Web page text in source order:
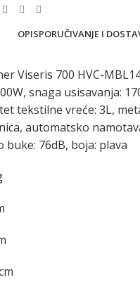
OPISPORUČIVANJE I
Viseris 700 HVC-
snaga usisavanja:
tekstilne vreće: 3L,
automatsko
buke: 76dB, boja: plava